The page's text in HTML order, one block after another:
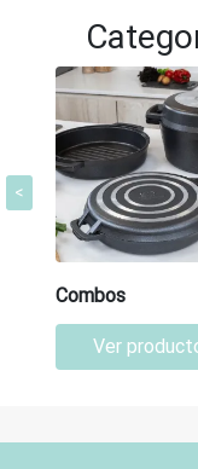
Combos
Ver
<